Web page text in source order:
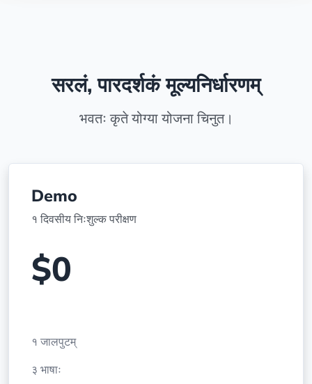
सरलं, पारदर्शकं मूल्यनिर्धारणम्
भवतः कृते योग्या योजना चिनुत।
Demo
१ दिवसीय निःशुल्क परीक्षण
$0
१ जालपुटम्
३ भाषाः